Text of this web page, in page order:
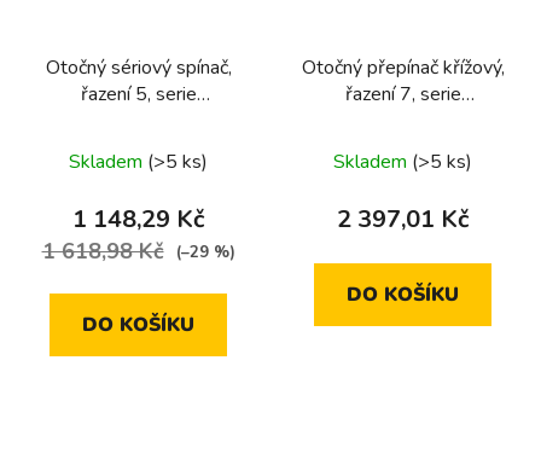
Otočný sériový spínač,
řazení 5, serie
Skladem (>5 ks)
1 148,29 Kč
1 618,98 Kč (–29 %)
DO KOŠÍKU
Otočný přepínač křížový,
řazení 7, serie
Skladem (>5 ks)
2 397,01 Kč
DO KOŠÍKU